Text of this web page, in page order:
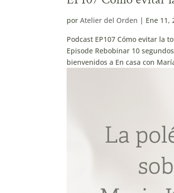
porAtelier del Orden | Ene 11,
Podcast EP107 Cómo evitar la
Episode Rebobinar 10
bienvenidos a En casa con